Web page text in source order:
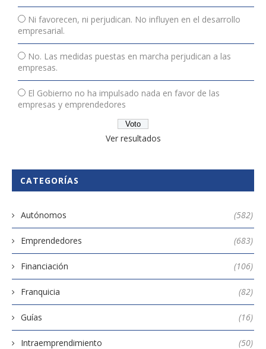
Ni favorecen, ni perjudican. No influyen en el desarrollo
empresarial.
No. Las medidas puestas en marcha perjudican a las
empresas.
El Gobierno no ha impulsado nada en favor de las
empresas y emprendedores
Ver resultados
CATEGORÍAS
Autónomos (582)
Emprendedores (683)
Financiación (106)
Franquicia (82)
Guías (16)
Intraemprendimiento (50)